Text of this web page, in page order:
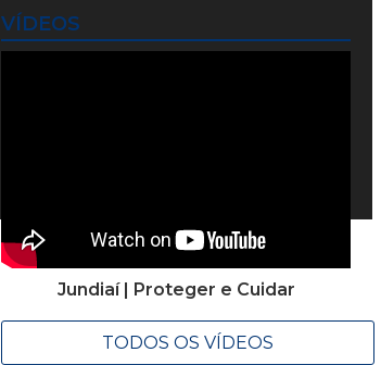
VÍDEOS
Jundiaí | Proteger e Cuidar
TODOS OS VÍDEOS